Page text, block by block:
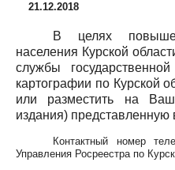
21.12.2018
В целях
населения Курской
службы
картографии по Курской
или разместить на
издания)
Контактный номер
Управления Росреестра по